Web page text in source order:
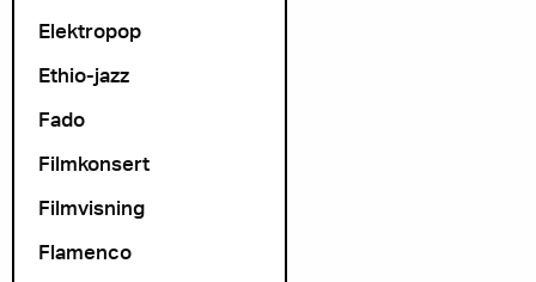
Elektropop
Ethio-jazz
Fado
Filmkonsert
Filmvisning
Flamenco